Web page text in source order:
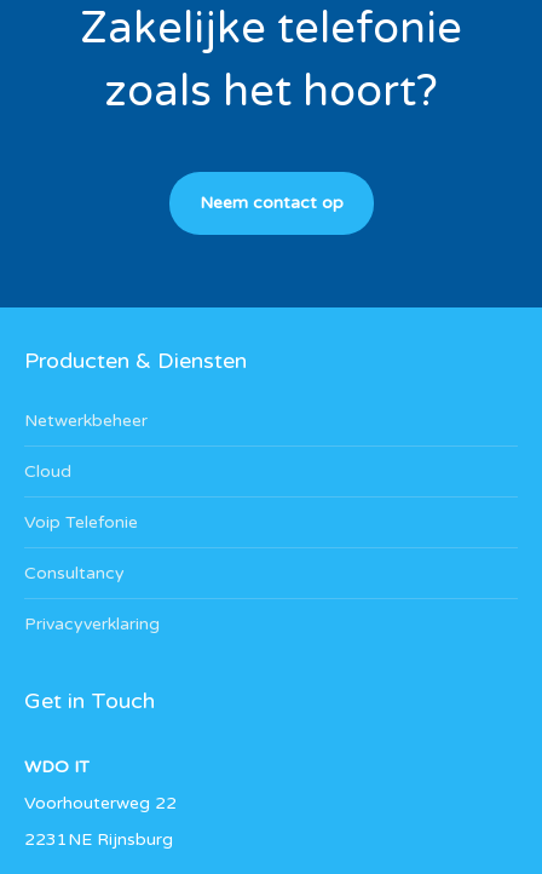
Zakelijke telefonie
zoals het hoort?
Neem contact op
Producten & Diensten
Netwerkbeheer
Cloud
Voip Telefonie
Consultancy
Privacyverklaring
Get in Touch
WDO IT
Voorhouterweg 22
2231NE Rijnsburg